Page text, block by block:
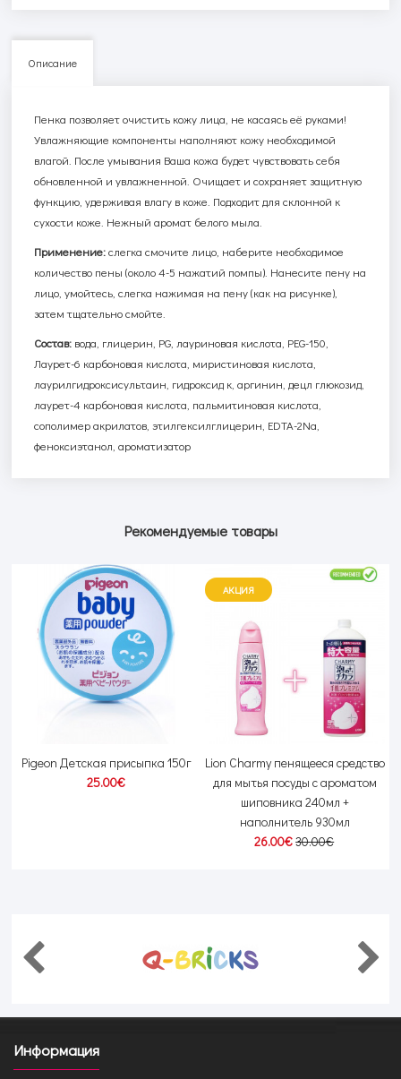
Описание
Пенка позволяет очистить кожу лица, не касаясь её руками!
Увлажняющие компоненты наполняют кожу необходимой
влагой. После умывания Ваша кожа будет чувствовать себя
обновленной и увлажненной. Очищает и сохраняет защитную
функцию, удерживая влагу в коже. Подходит для склонной к
сухости коже. Нежный аромат белого мыла.
Применение:слегка смочите лицо, наберите необходимое
количество пены (около 4-5 нажатий помпы). Нанесите пену на
лицо, умойтесь, слегка нажимая на пену (как на рисунке),
затем тщательно смойте.
Состав: вода, глицерин, PG , лауриновая кислота, PEG-150,
Лаурет-6 карбоновая кислота, миристиновая кислота,
лаурилгидроксисультаин, гидроксид к, аргинин, децл глюкозид,
лаурет-4 карбоновая кислота, пальмитиновая кислота,
сополимер акрилатов, этилгексилглицерин, EDTA-2Na
феноксиэтанол, ароматизатор
Рекомендуемые товары
Pigeon Детская присыпка 150г
25.00€
АКЦИЯ
Lion Charmy пенящееся средство
для мытья посуды с ароматом
шиповника 240мл +
наполнитель 930мл
26.00€30.00€
Информация